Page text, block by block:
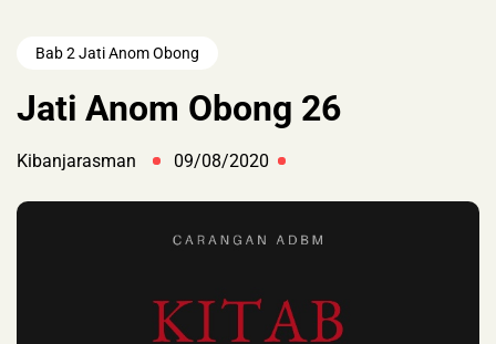
Bab 2 Jati Anom Obong
Jati Anom Obong 26
Kibanjarasman 09/08/2020